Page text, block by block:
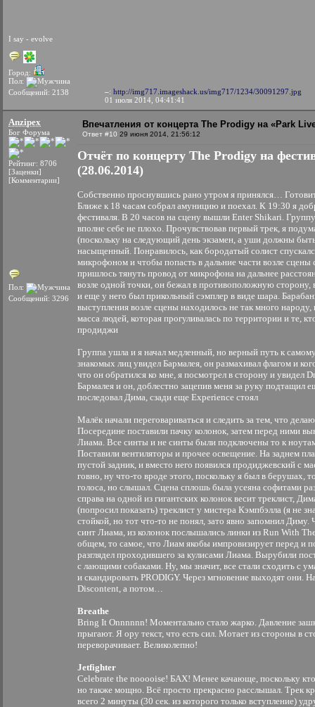
I say - evolve
Город:
Пол:
Сообщений: 2138
–: http://img717.imageshack.us/img717/1234/30091297.jpg
01 июля 2014, 04:41:41
Anzipex
Бог Форума
Рейтинг: 8706
[Заценки]
[Комментарии]
Пол:
Сообщений: 3296
Впечатления от концерта The Prodigy на «Park
Ответ #10 29 июня 2014, 21:56:12
Отчёт по концерту The Prodigy на
(28.06.2014)
Собственно проснувшись рано утром я принялся…
Ближе к 18 часам собрал амуницию и поехал. К 19:30 я
фестиваля. В 20 часов на сцену вышли Enter Shikari.
вполне себе не плохо. Прочувствовав первый трек, я
(поскольку на следующий день экзамен, а уши должны
насыщенный. Понравилось, как бородатый солист
микрофоном и чтобы попасть в дальние части возле
пришлось тянуть провод от микрофона на дальнее
возле одной точки, он бежал в противоположную
и еще у него был прикольный сэмплер в виде шара.
выступления возле сцены находилось не так много народу,
масса людей, которая прогуливалась по территории и те,
продиджи
Группа ушла и я начал медленный, но верный путь к
знакомых лиц увидел Бармалея, он размахивал флагом и
что он обратился ко мне, я посмотрел в сторону и увидел
Бармалея и он, доблестно зацепив меня за руку подтащил
последовал Дима, сзади еще Experience стоял
Малёк начали переговариваться и следить за тем, что
Посередине поставили пачку колонок, затем перед ними
Лиама. Все синты и не синты были подключены то к
Поставили вентиляторы и прочее освещение. На заднем
пустой задник, и вместо него появился продиджевский с
говно, ну что-то вроде этого, поскольку я был в берушах,
голоса, но слышал. Сцена сплошь была усеяна софитами
справа на одной из гигантских колонок весит треклист,
(попросил показать) треклист у мистера Кэмпбэлла (я не
стойкой, но тот что-то не понял, зато явно запомнил
синт Лиама, из колонок послышались линки из Run With
общем, то самое, что Лиам якобы импровизирует перед и
разглядел проходившего за кулисами Лиама. Вырубили
с лающими собаками. Ну, мы значит, все стали сходить с
и скандировать PRODIGY. Через мгновение выходят они.
Discontent, а потом…
Breathe
Bring It Onnnnnn! Моментально стало жарко. Давление
прыгают. Я ору текст, что есть сил. Мотает из стороны в
переворачивает. Великолепно!
Jetfighter
Celebrate the nooooise! БАХ! Менее качающе, поскольку
но также мощно. Всё просто прекрасно расслышал. Трек
всего 2 минуты (30 сек. из которого только вступление)